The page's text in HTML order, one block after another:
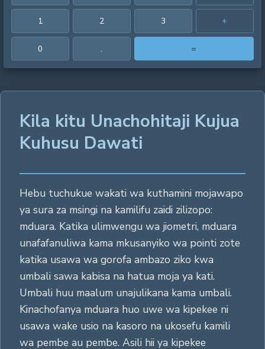
1 2 3 +
0 . =
Kila kitu Unachohitaji Kujua
Kuhusu Dawati
Hebu tuchukue wakati wa kuthamini mojawapo
ya sura za msingi na kamilifu zaidi zilizopo:
mduara. Katika ulimwengu wa jiometri, mduara
unafafanuliwa kama mkusanyiko wa pointi zote
katika usawa wa gorofa ambazo ziko kwa
umbali sawa kabisa na hatua moja ya kati.
Umbali huu maalum unajulikana kama umbali.
Kinachofanya mduara huo uwe wa kipekee ni
usawa wake usio na kasoro na ukosefu kamili
wa pembe au pembe. Asili hii ya kipekee